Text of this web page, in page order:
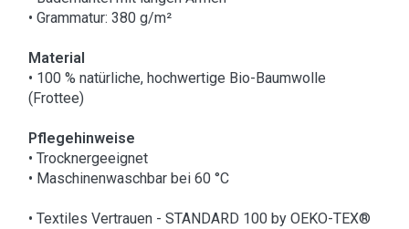
• Grammatur: 380 g/m²
Material
• 100 % natürliche, hochwertige Bio-Baumwolle
(Frottee)
Pflegehinweise
• Trocknergeeignet
• Maschinenwaschbar bei 60 °C
• Textiles Vertrauen - STANDARD 100 by OEKO-TEX®